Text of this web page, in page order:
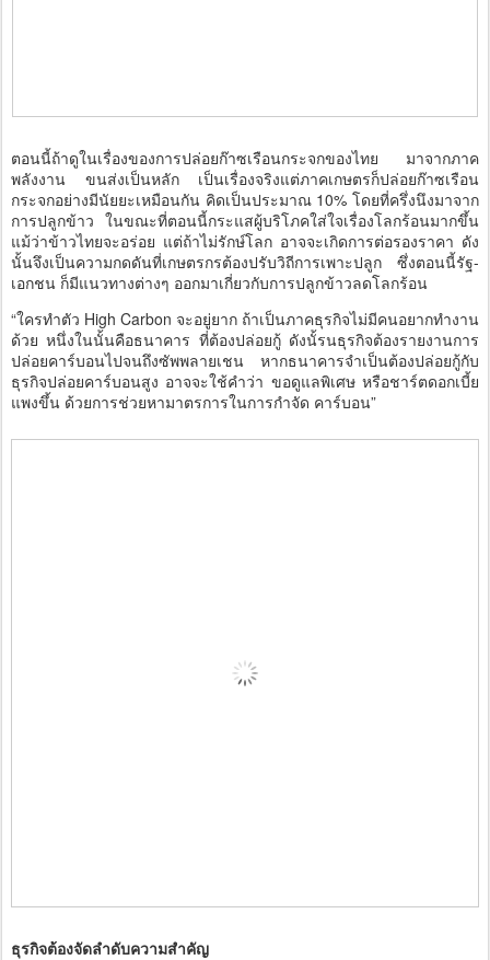
ตอนนี้ถ้าดูในเรื่องของการปล่อยก๊าซเรือนกระจกของไทย มาจากภาค
พลังงาน ขนส่งเป็นหลัก เป็นเรื่องจริงแต่ภาคเกษตรก็ปล่อยก๊าซเรือน
กระจกอย่างมีนัยยะเหมือนกัน คิดเป็นประมาณ 10% โดยที่ครึ่งนึงมาจาก
การปลูกข้าว ในขณะที่ตอนนี้กระแสผู้บริโภคใส่ใจเรื่องโลกร้อนมากขึ้น
แม้ว่าข้าวไทยจะอร่อย แต่ถ้าไม่รักษ์โลก อาจจะเกิดการต่อรองราคา ดัง
นั้นจึงเป็นความกดดันที่เกษตรกรต้องปรับวิถีการเพาะปลูก ซึ่งตอนนี้รัฐ-
เอกชน ก็มีแนวทางต่างๆ ออกมาเกี่ยวกับการปลูกข้าวลดโลกร้อน
“ใครทำตัว High Carbon จะอยู่ยาก ถ้าเป็นภาคธุรกิจไม่มีคนอยากทำงาน
ด้วย หนึ่งในนั้นคือธนาคาร ที่ต้องปล่อยกู้ ดังนั้รนธุรกิจต้องรายงานการ
ปล่อยคาร์บอนไปจนถึงซัพพลายเชน หากธนาคารจำเป็นต้องปล่อยกู้กับ
ธุรกิจปล่อยคาร์บอนสูง อาจจะใช้คำว่า ขอดูแลพิเศษ หรือชาร์ตดอกเบี้ย
แพงขึ้น ด้วยการช่วยหามาตรการในการกำจัด คาร์บอน”
ธุรกิจต้องจัดลำดับความสำคัญ